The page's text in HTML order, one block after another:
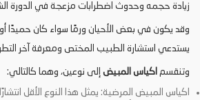
زيادة حجمه وحدوث اضطرابات مزعجة في الدورة
وقد يكون في بعض الأحيان ورمًا سواء كان حميدًا أو
يستدعي استشارة الطبيب المختص ومعرفة آخر
وتنقسم اكياس المبيض إلى نوعين، وهما كالتالي:
اكياس المبيض المرضية: يمثل هذا النوع
الأقل